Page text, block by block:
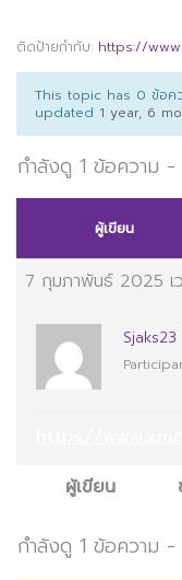
ติดป้ายกำกับ: https://
This topic has 0 ข้อค
updated 1 year, 6
กำลังดู 1 ข้อความ
ผู้เขียน
7 กุมภาพันธ์ 2025 เ
Sjaks23
ผู้เขียน
กำลังดู 1 ข้อความ